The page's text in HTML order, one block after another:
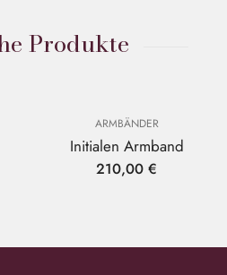
Produkte
ARMBÄNDER
Initialen Armband
210,00 €